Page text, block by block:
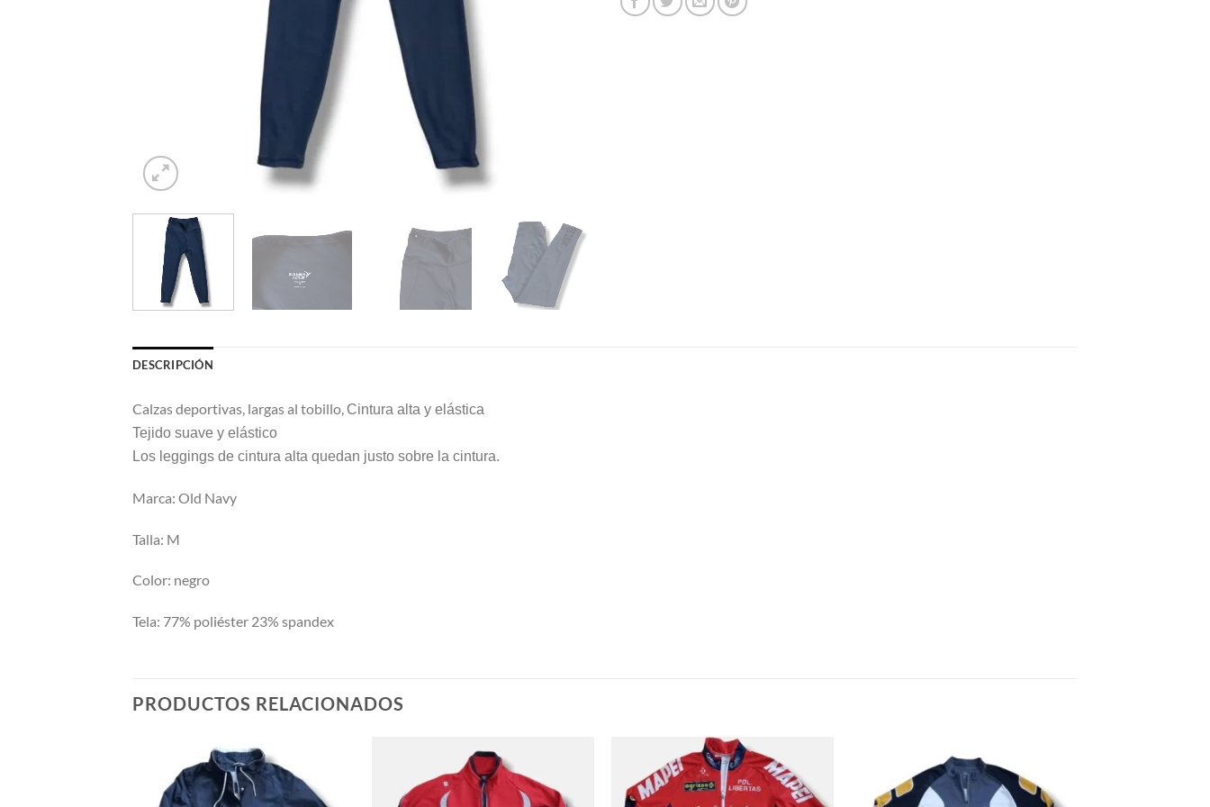
DESCRIPCIÓN
Calzas deportivas, largas al tobillo, Cintura alta y elástica
Tejido suave y elástico
Los leggings de cintura alta quedan justo sobre la cintura.
Marca: Old Navy
Talla: M
Color: negro
Tela: 77% poliéster 23% spandex
PRODUCTOS RELACIONADOS